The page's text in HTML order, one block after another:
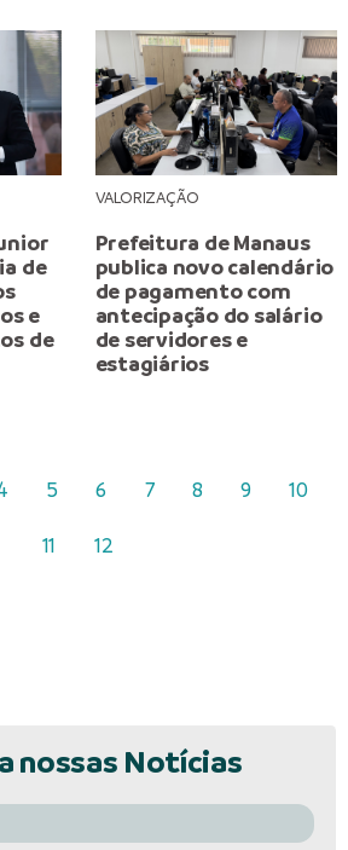
de
e
de
VALORIZAÇÃO
Prefeitura de Manaus
publica novo calendário
de pagamento com
antecipação do salário
de servidores e
estagiários
5 6 7 8 9 10
11 12
nossas Notícias